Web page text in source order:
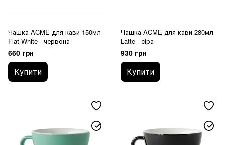
Чашка ACME для кави 150мл
Flat White - червона
660 грн
Купити
Чашка ACME для кави 280мл
Latte - сіра
930 грн
Купити